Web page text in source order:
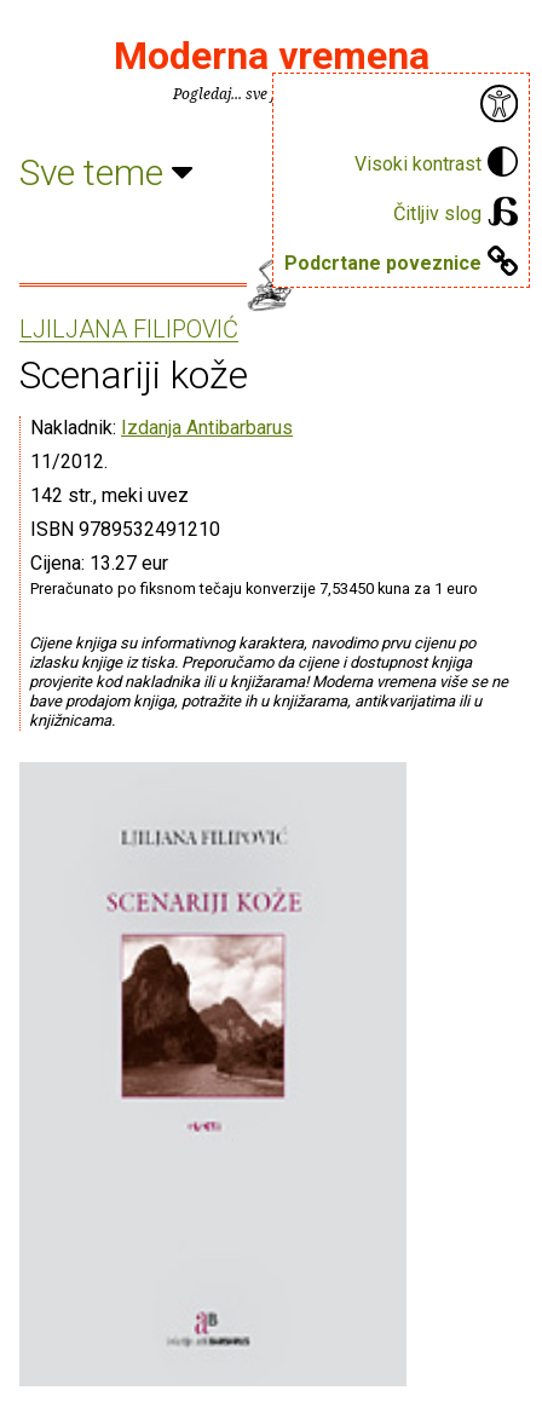
Visoki kontrast
Čitljiv slog
Podcrtane poveznice
Moderna vremena
Pogledaj... sve je puno knjiga.
Sve teme
LJILJANA FILIPOVIĆ
Scenariji kože
Nakladnik: Izdanja Antibarbarus
11/2012.
142 str., meki uvez
ISBN 9789532491210
Cijena: 13.27 eur
Preračunato po fiksnom tečaju konverzije 7,53450 kuna za 1 euro
Cijene knjiga su informativnog karaktera, navodimo prvu cijenu po
izlasku knjige iz tiska. Preporučamo da cijene i dostupnost knjiga
provjerite kod nakladnika ili u knjižarama! Moderna vremena više se ne
bave prodajom knjiga, potražite ih u knjižarama, antikvarijatima ili u
knjižnicama.